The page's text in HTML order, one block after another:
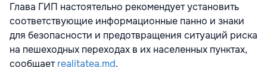
Глава ГИП настоятельно рекомендует установить
соответствующие информационные панно и знаки
для безопасности и предотвращения ситуаций риска
на пешеходных переходах в их населенных пунктах,
сообщаетrealitatea.md.